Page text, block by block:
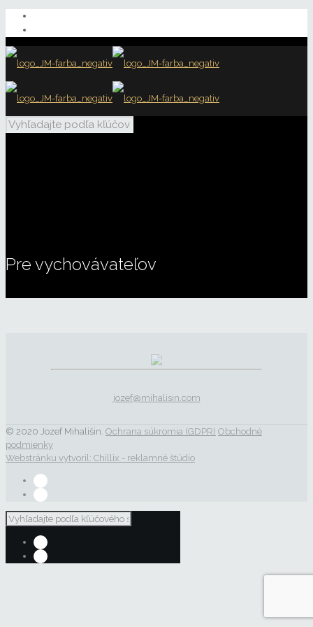
Pre vychovávateľov
jozef@mihalisin.com
© 2020 Jozef Mihališin. Ochrana súkromia (GDPR) Obchodné
podmienky
Webstránku vytvoril: Chillix - reklamné štúdio